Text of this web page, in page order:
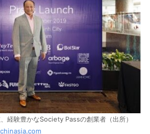
経験豊かなSociety Passの創業者（出所）